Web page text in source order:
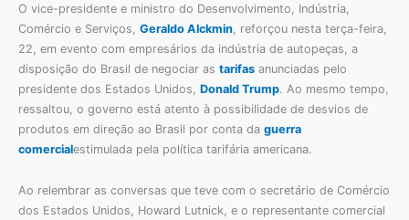
O vice-presidente e ministro do Desenvolvimento, Indústria,
Comércio e Serviços, Geraldo Alckmin, reforçou nesta terça-feira,
22, em evento com empresários da indústria de autopeças, a
disposição do Brasil de negociar as tarifas anunciadas pelo
presidente dos Estados Unidos, Donald Trump. Ao mesmo tempo,
ressaltou, o governo está atento à possibilidade de desvios de
produtos em direção ao Brasil por conta da guerra
comercialestimulada pela política tarifária americana.
Ao relembrar as conversas que teve com o secretário de Comércio
dos Estados Unidos, Howard Lutnick, e o representante comercial